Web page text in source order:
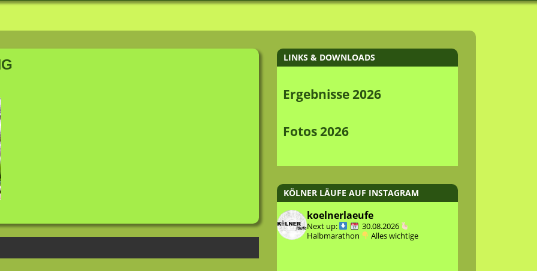
LINKS & DOWNLOADS
Ergebnisse 2026
Fotos 2026
KÖLNER LÄUFE AUF INSTAGRAM
koelnerlaeufe
Next up:
30.08.2026
Halbmarathon
Alles wichtige